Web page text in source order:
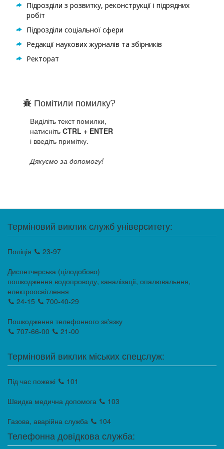
Підрозділи з розвитку, реконструкції і підрядних
робіт
Підрозділи соціальної сфери
Редакції наукових журналів та збірників
Ректорат
Помітили помилку?
Виділіть текст помилки,
натисніть CTRL + ENTER
і введіть примітку.
Дякуємо за допомогу!
Терміновий виклик служб університету:
Поліція
23-97
Диспетчерська (цілодобово)
пошкодження водопроводу, каналізації, опалювальння,
електроосвітлення
24-15
700-40-29
Пошкодження телефонного зв'язку
707-66-00
21-00
Терміновий виклик міських спецслуж:
Під час пожежі
101
Швидка медична допомога
103
Газова, аварійна служба
104
Телефонна довідкова служба: